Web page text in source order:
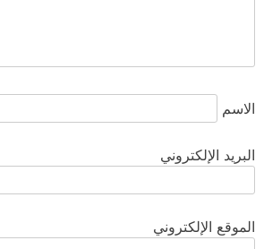
الاسم
البريد الإلكتروني
الموقع الإلكتروني